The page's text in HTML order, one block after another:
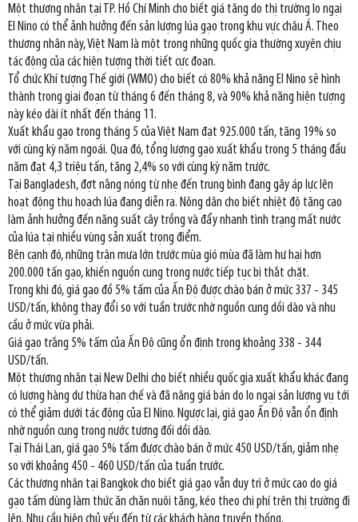
Một thương nhân tại TP. Hồ Chí Minh cho biết giá tăng do thị trường lo ngại
El Nino có thể ảnh hưởng đến sản lượng lúa gạo trong khu vực châu Á. Theo
thương nhân này, Việt Nam là một trong những quốc gia thường xuyên chịu
tác động của các hiện tượng thời tiết cực đoan.
Tổ chức Khí tượng Thế giới (WMO) cho biết có 80% khả năng El Nino sẽ hình
thành trong giai đoạn từ tháng 6 đến tháng 8, và 90% khả năng hiện tượng
này kéo dài ít nhất đến tháng 11.
Xuất khẩu gạo trong tháng 5 của Việt Nam đạt 925.000 tấn, tăng 19% so
với cùng kỳ năm ngoái. Qua đó, tổng lượng gạo xuất khẩu trong 5 tháng đầu
năm đạt 4,3 triệu tấn, tăng 2,4% so với cùng kỳ năm trước.
Tại Bangladesh, đợt nắng nóng từ nhẹ đến trung bình đang gây áp lực lên
hoạt động thu hoạch lúa đang diễn ra. Nông dân cho biết nhiệt độ tăng cao
làm ảnh hưởng đến năng suất cây trồng và đẩy nhanh tình trạng mất nước
của lúa tại nhiều vùng sản xuất trọng điểm.
Bên cạnh đó, những trận mưa lớn trước mùa gió mùa đã làm hư hại hơn
200.000 tấn gạo, khiến nguồn cung trong nước tiếp tục bị thắt chặt.
Trong khi đó, giá gạo đồ 5% tấm của Ấn Độ được chào bán ở mức 337 - 345
USD/tấn, không thay đổi so với tuần trước nhờ nguồn cung dồi dào và nhu
cầu ở mức vừa phải.
Giá gạo trắng 5% tấm của Ấn Độ cũng ổn định trong khoảng 338 - 344
USD/tấn.
Một thương nhân tại New Delhi cho biết nhiều quốc gia xuất khẩu khác đang
có lượng hàng dư thừa hạn chế và đã nâng giá bán do lo ngại sản lượng vụ tới
có thể giảm dưới tác động của El Nino. Ngược lại, giá gạo Ấn Độ vẫn ổn định
nhờ nguồn cung trong nước tương đối dồi dào.
Tại Thái Lan, giá gạo 5% tấm được chào bán ở mức 450 USD/tấn, giảm nhẹ
so với khoảng 450 - 460 USD/tấn của tuần trước.
Các thương nhân tại Bangkok cho biết giá gạo vẫn duy trì ở mức cao do giá
gạo tấm dùng làm thức ăn chăn nuôi tăng, kéo theo chi phí trên thị trường đi
lên. Nhu cầu hiện chủ yếu đến từ các khách hàng truyền thống.